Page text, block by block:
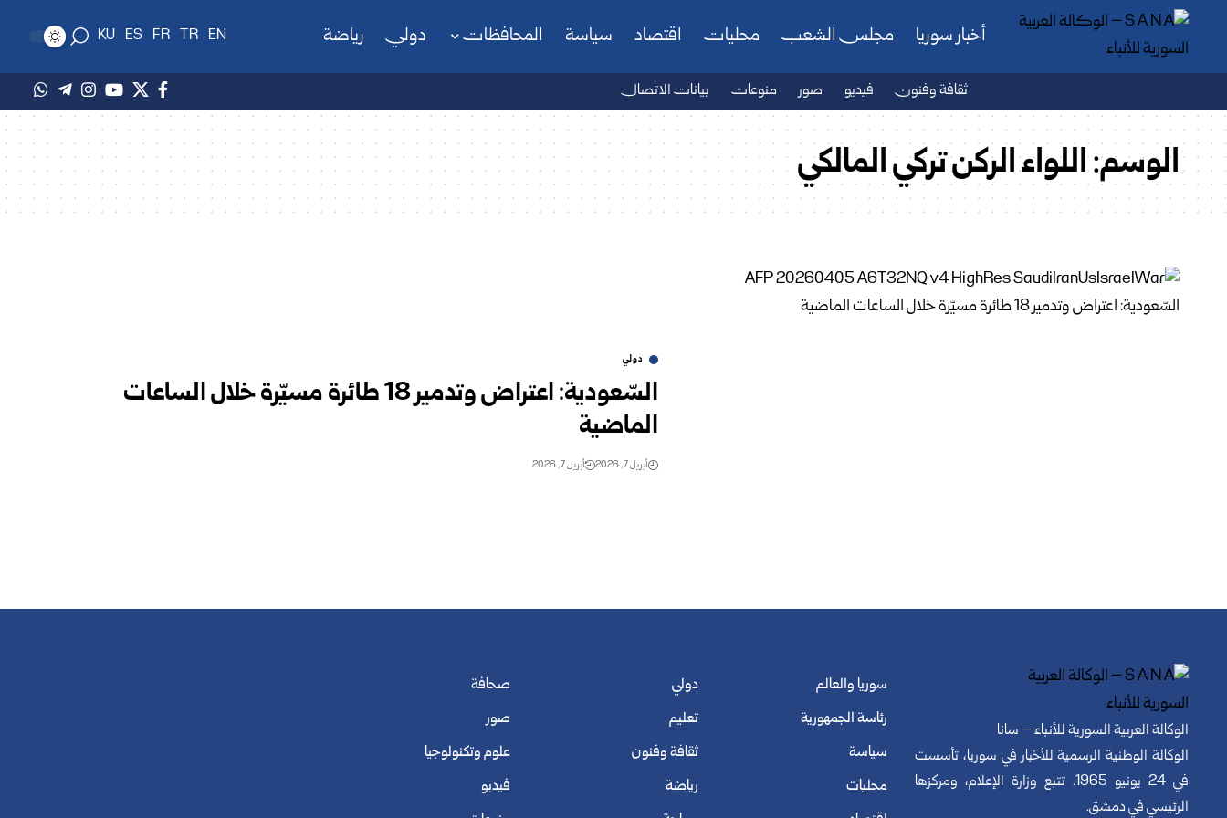
أخبار سوريا مجلس الشعب محليات اقتصاد سياسة المحافظات دولي رياضة EN
TR
FR
ES
KU
ثقافة وفنون فيديو صور منوعات بيانات الاتصال
الوسم:اللواء الركن تركي المالكي
دولي
السّعودية: اعتراض وتدمير 18 طائرة مسيّرة خلال الساعات
الماضية
أبريل 7, 2026 أبريل 7, 2026
الوكالة العربية السورية للأنباء – سانا
الوكالة الوطنية الرسمية للأخبار في سوريا، تأسست
في 24 يونيو 1965. تتبع وزارة الإعلام، ومركزها
الرئيسي في دمشق.
سوريا والعالم
رئاسة الجمهورية
سياسة
محليات
دولي
تعليم
ثقافة وفنون
رياضة
صحافة
صور
علوم وتكنولوجيا
فيديو